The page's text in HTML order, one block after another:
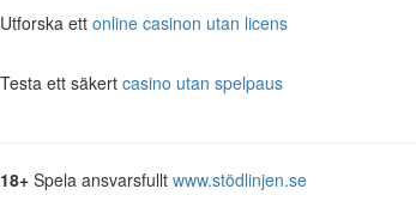
Utforska ett online casinon utan licens
Testa ett säkert casino utan spelpaus
18+ Spela ansvarsfullt www.stödlinjen.se